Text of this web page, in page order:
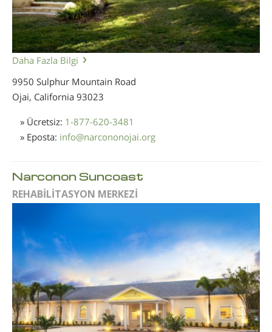
Daha Fazla Bilgi
9950 Sulphur Mountain Road
Ojai, California 93023
» Ücretsiz: 1-877-620-3481
» Eposta: info@narcononojai.org
Narconon Suncoast
REHABİLİTASYON MERKEZİ